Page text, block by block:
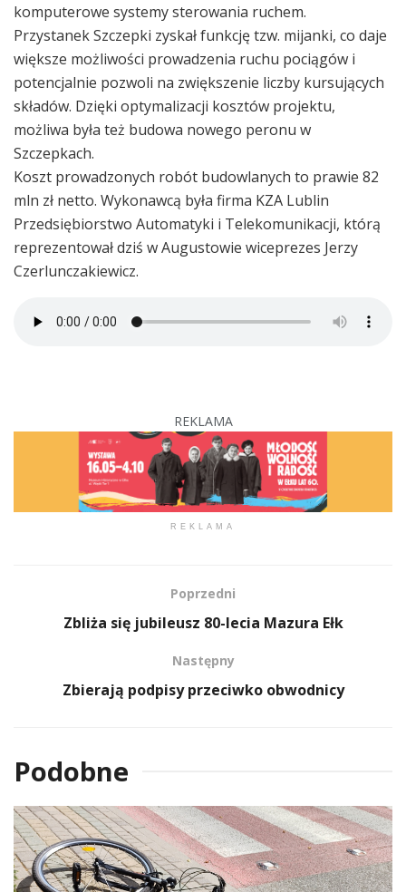
komputerowe systemy sterowania ruchem.
Przystanek Szczepki zyskał funkcję tzw. mijanki, co daje
większe możliwości prowadzenia ruchu pociągów i
potencjalnie pozwoli na zwiększenie liczby kursujących
składów. Dzięki optymalizacji kosztów projektu,
możliwa była też budowa nowego peronu w
Szczepkach.
Koszt prowadzonych robót budowlanych to prawie 82
mln zł netto. Wykonawcą była firma KZA Lublin
Przedsiębiorstwo Automatyki i Telekomunikacji, którą
reprezentował dziś w Augustowie wiceprezes Jerzy
Czerlunczakiewicz.
REKLAMA
REKLAMA
Poprzedni
Zbliża się jubileusz 80-lecia Mazura Ełk
Następny
Zbierają podpisy przeciwko obwodnicy
Podobne